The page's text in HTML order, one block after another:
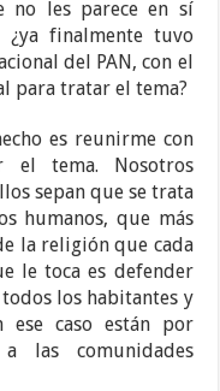
no les parece en sí
finalmente tuvo
del PAN, con el
para tratar el tema?
es reunirme con
el tema. Nosotros
sepan que se trata
humanos, que más
la religión que cada
le toca es defender
los habitantes y
ese caso están por
las comunidades